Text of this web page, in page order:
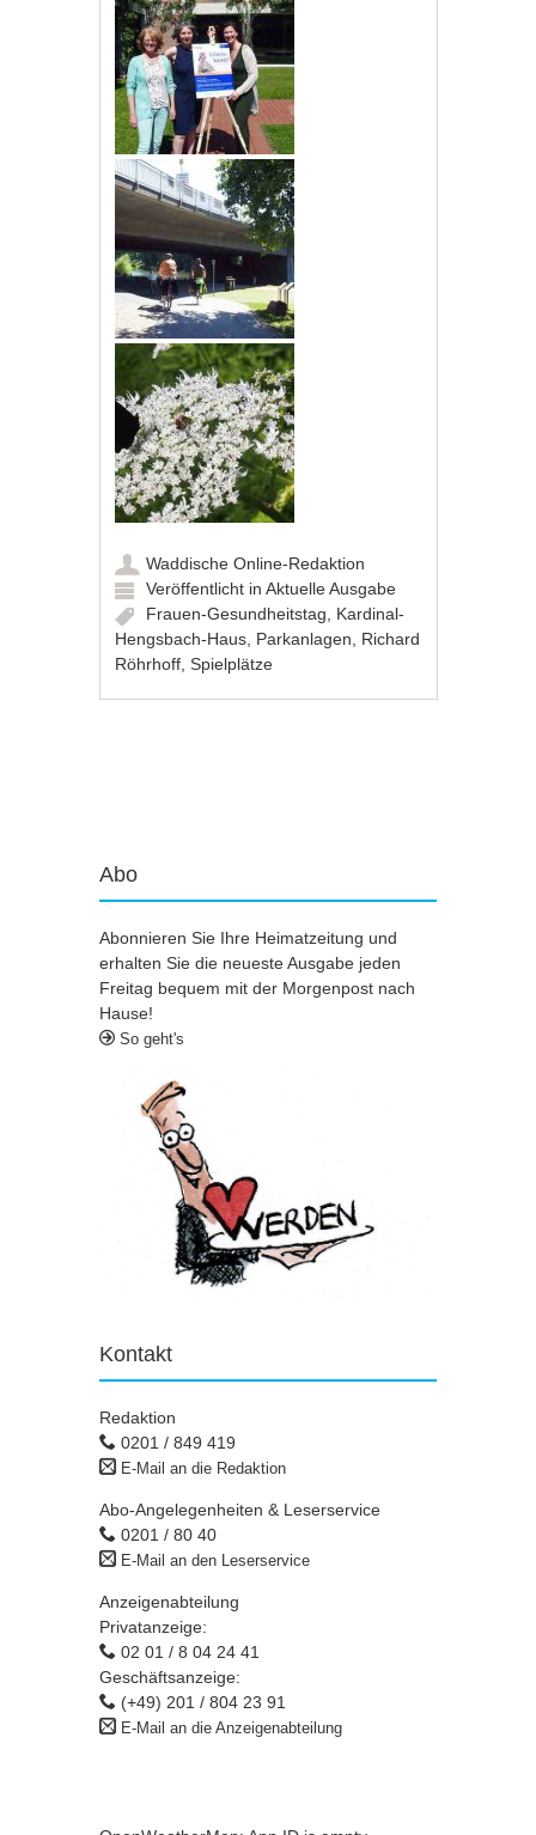
Waddische Online-Redaktion
Veröffentlicht inAktuelle Ausgabe
Frauen-Gesundheitstag
Kardinal-
Hengsbach-Haus Parkanlagen
Richard
Röhrhoff ,Spielplätze
Abo
Abonnieren Sie Ihre Heimatzeitung und
erhalten Sie die neueste Ausgabe jeden
Freitag bequem mit der Morgenpost nach
Hause!
So geht's
Kontakt
Redaktion
0201 / 849 419
E-Mail an die Redaktion
Abo-Angelegenheiten & Leserservice
0201 / 80 40
E-Mail an den Leserservice
Anzeigenabteilung
Privatanzeige:
02 01 / 8 04 24 41
Geschäftsanzeige:
(+49) 201 / 804 23 91
E-Mail an die Anzeigenabteilung